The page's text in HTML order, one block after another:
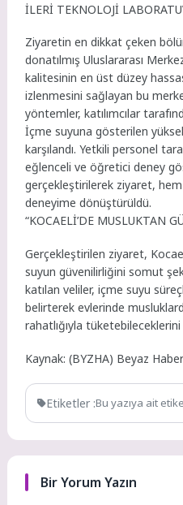
İLERİ TEKNOLOJİ
Ziyaretin en dikkat çeken
donatılmış Uluslararası
kalitesinin en üst düzey
izlenmesini sağlayan bu
yöntemler, katılımcılar
İçme suyuna gösterilen
karşılandı. Yetkili personel
eğlenceli ve öğretici deney
gerçekleştirilerek ziyaret,
deneyime dönüştürüldü.
“KOCAELİ’DE MUSLUKTAN
Gerçekleştirilen ziyaret,
suyun güvenilirliğini somut
katılan veliler, içme suyu
belirterek evlerinde
rahatlığıyla
Kaynak: (BYZHA) Beyaz
Etiketler :Bu yazıya ait
Bir Yorum Yazın